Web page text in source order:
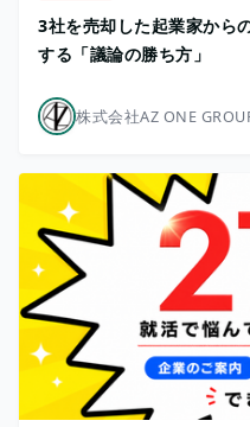
3社を売却した起業家から
する「議論の勝ち方」
株式会社AZ ONE